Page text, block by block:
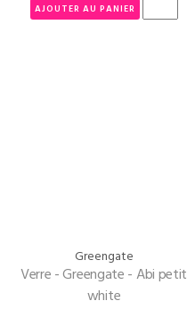
AJOUTER AU PANIER
Greengate
Verre - Greengate - Abi petit
white